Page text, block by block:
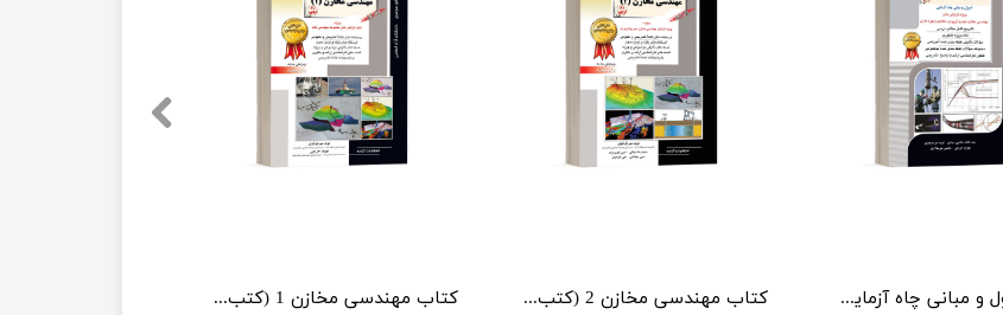
کتاب مهندسی مخازن 1 (کتب ویژه کنکور دکتری مهندسی نفت) کتاب مهندسی مخازن 2 (کتب ویژه کنکور دکتری مهندسی نفت) کتاب اصول و مبانی چاه آزمایی (کتب ویژه کنکور دکتری مهندسی نفت)